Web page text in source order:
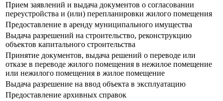
Прием заявлений и выдача документов о согласовании
переустройства и (или) перепланировки жилого помещения
Предоставление в аренду муниципального имущества
Выдача разрешений на строительство, реконструкцию
объектов капитального строительства
Принятие документов, выдача решений о переводе или
отказе в переводе жилого помещения в нежилое помещение
или нежилого помещения в жилое помещение
Выдача разрешение на ввод объекта в эксплуатацию
Предоставление архивных справок